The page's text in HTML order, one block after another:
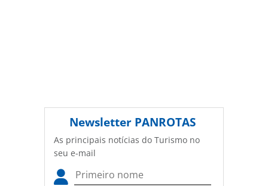
Newsletter PANROTAS
As principais notícias do Turismo no
seu e-mail